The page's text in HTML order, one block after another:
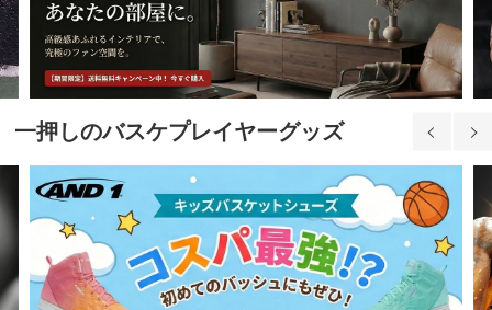
一押しのバスケプレイヤーグッズ